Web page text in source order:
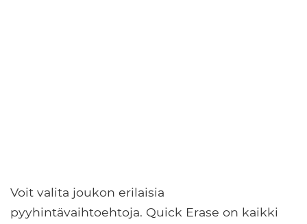
Voit valita joukon erilaisia ​​
pyyhintävaihtoehtoja. Quick Erase on kaikki